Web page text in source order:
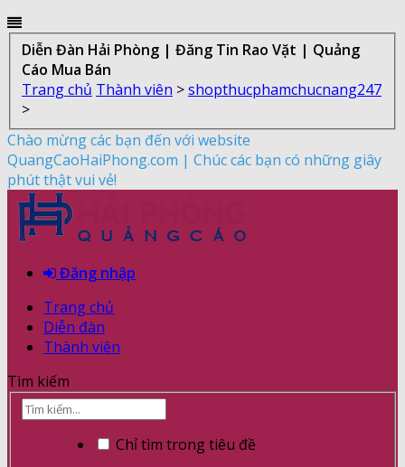
Diễn Đàn Hải Phòng | Đăng Tin Rao Vặt | Quảng
Cáo Mua Bán
Trang chủ Thành viên >shopthucphamchucnang247
>
Chào mừng các bạn đến với website
QuangCaoHaiPhong.com | Chúc các bạn có những giây
phút thật vui vẻ!
Đăng nhập
Trang chủ
Diễn đàn
Thành viên
Tìm kiếm
Chỉ tìm trong tiêu đề